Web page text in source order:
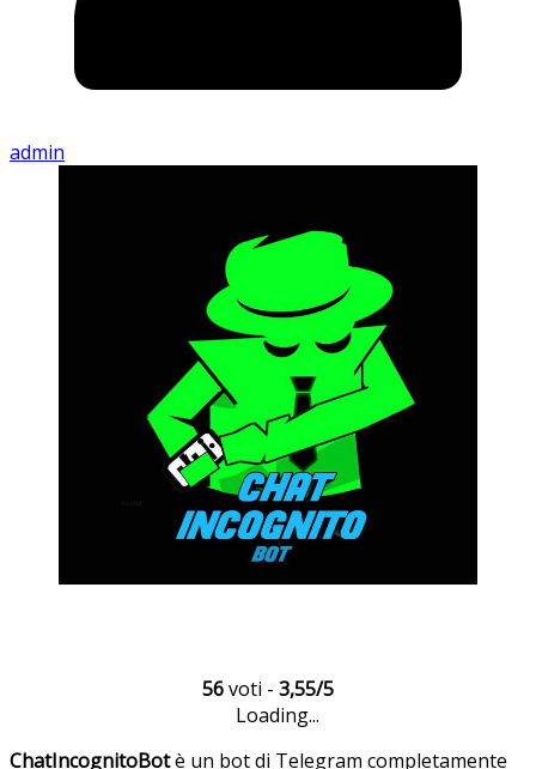
admin
56voti - 3,55/5
Loading...
ChatIncognitoBotè un bot di Telegram completamente